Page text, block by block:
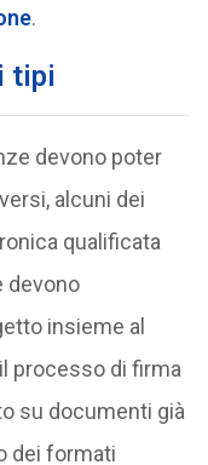
.
tipi
devono poter
alcuni dei
qualificata
devono
insieme al
processo di firma
su documenti già
dei formati